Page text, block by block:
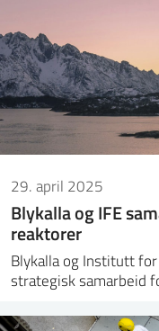
29. april 2025
Blykalla og IFE
reaktorer
Blykalla og Institutt
strategisk samarbeid